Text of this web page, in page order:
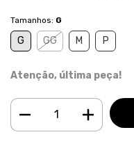
Tamanhos: G
G GG M P
Atenção, última peça!